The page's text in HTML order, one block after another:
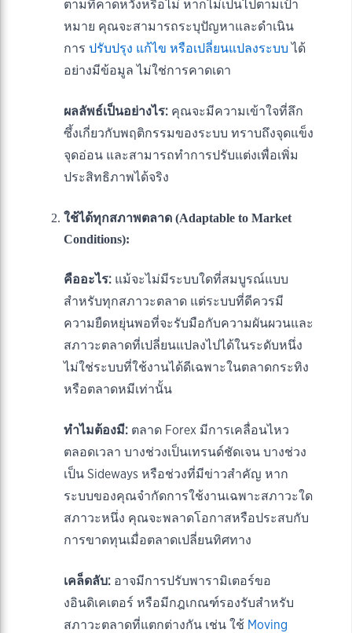
ตามที่คาดหวังหรือไม่ หากไม่เป็นไปตามเป้า
หมาย คุณจะสามารถระบุปัญหาและดำเนิน
การ ปรับปรุง แก้ไข หรือเปลี่ยนแปลงระบบ ได้
อย่างมีข้อมูล ไม่ใช่การคาดเดา
ผลลัพธ์เป็นอย่างไร: คุณจะมีความเข้าใจที่ลึก
ซึ้งเกี่ยวกับพฤติกรรมของระบบ ทราบถึงจุดแข็ง
จุดอ่อน และสามารถทำการปรับแต่งเพื่อเพิ่ม
ประสิทธิภาพได้จริง
ใช้ได้ทุกสภาพตลาด (Adaptable to Market
Conditions):
คืออะไร: แม้จะไม่มีระบบใดที่สมบูรณ์แบบ
สำหรับทุกสภาวะตลาด แต่ระบบที่ดีควรมี
ความยืดหยุ่นพอที่จะรับมือกับความผันผวนและ
สภาวะตลาดที่เปลี่ยนแปลงไปได้ในระดับหนึ่ง
ไม่ใช่ระบบที่ใช้งานได้ดีเฉพาะในตลาดกระทิง
หรือตลาดหมีเท่านั้น
ทำไมต้องมี: ตลาด Forex มีการเคลื่อนไหว
ตลอดเวลา บางช่วงเป็นเทรนด์ชัดเจน บางช่วง
เป็น Sideways หรือช่วงที่มีข่าวสำคัญ หาก
ระบบของคุณจำกัดการใช้งานเฉพาะสภาวะใด
สภาวะหนึ่ง คุณจะพลาดโอกาสหรือประสบกับ
การขาดทุนเมื่อตลาดเปลี่ยนทิศทาง
เคล็ดลับ: อาจมีการปรับพารามิเตอร์ขอ
งอินดิเคเตอร์ หรือมีกฎเกณฑ์รองรับสำหรับ
สภาวะตลาดที่แตกต่างกัน เช่น ใช้ Moving